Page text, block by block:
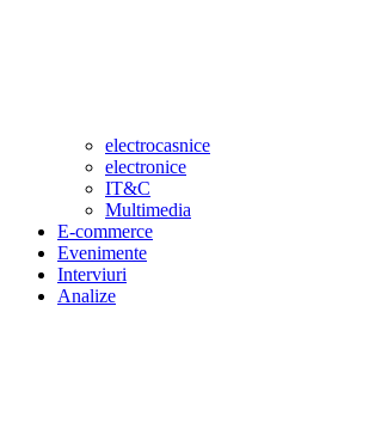
electrocasnice
electronice
IT&C
Multimedia
E-commerce
Evenimente
Interviuri
Analize